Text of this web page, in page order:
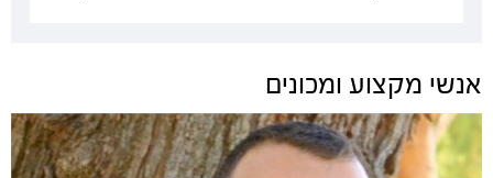
אנשי מקצוע ומכונים